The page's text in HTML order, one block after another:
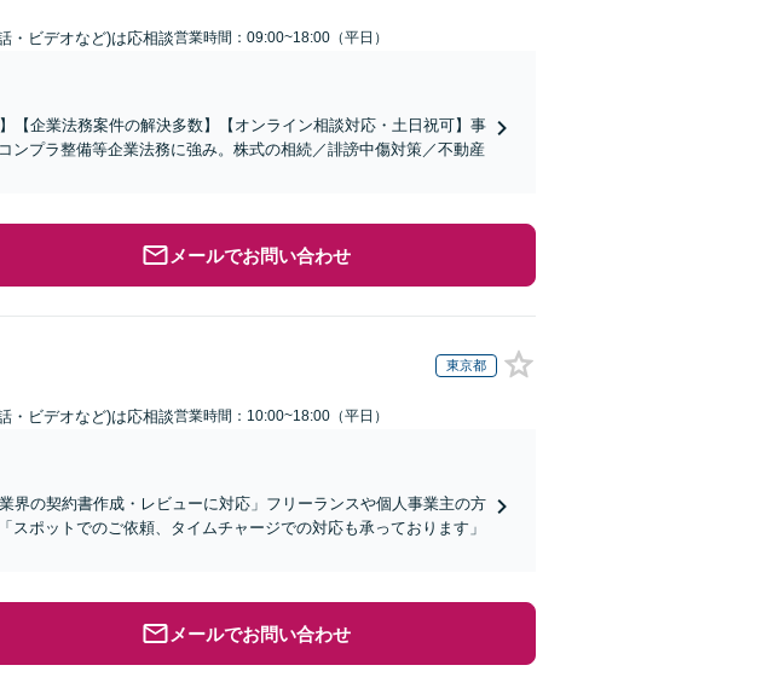
・ビデオなど)は応相談営業時間：09:00~18:00（平日）
【企業法務案件の解決多数】【オンライン相談対応・土日祝可】事
ンプラ整備等企業法務に強み。株式の相続／誹謗中傷対策／不動産
メールでお問い合わせ
東京都
・ビデオなど)は応相談営業時間：10:00~18:00（平日）
界の契約書作成・レビューに対応」フリーランスや個人事業主の方
ポットでのご依頼、タイムチャージでの対応も承っております」
メールでお問い合わせ